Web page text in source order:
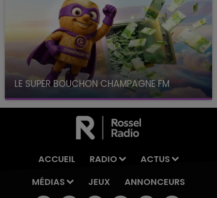
LE SUPER BOUCHON CHAMPAGNE FM
avec La Famille Champagne FM, à 8H10
ACCUEIL RADIO
ACTUS
MÉDIAS
JEUX ANNONCEURS